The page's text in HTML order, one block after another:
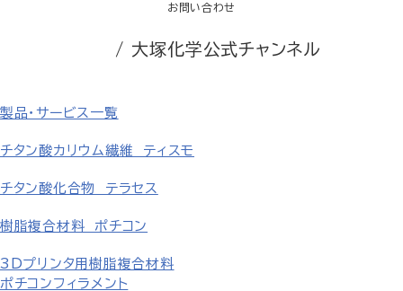
お問い合わせ
/ 大塚化学公式チャンネル
製品・サービス一覧
チタン酸カリウム繊維 ティスモ
チタン酸化合物 テラセス
樹脂複合材料 ポチコン
3Dプリンタ用樹脂複合材料
ポチコンフィラメント